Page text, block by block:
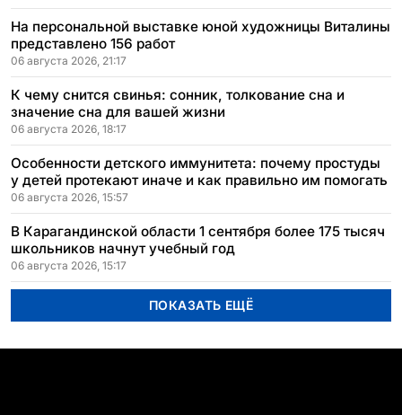
На персональной выставке юной художницы Виталины
представлено 156 работ
06 августа 2026, 21:17
К чему снится свинья: сонник, толкование сна и
значение сна для вашей жизни
06 августа 2026, 18:17
Особенности детского иммунитета: почему простуды
у детей протекают иначе и как правильно им помогать
06 августа 2026, 15:57
В Карагандинской области 1 сентября более 175 тысяч
школьников начнут учебный год
06 августа 2026, 15:17
ПОКАЗАТЬ ЕЩЁ